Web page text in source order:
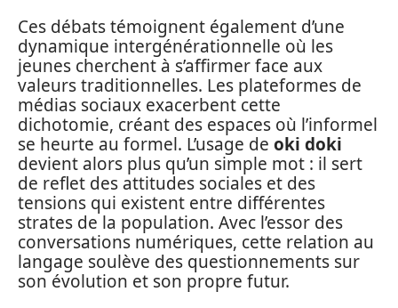
Ces débats témoignent également d’une
dynamique intergénérationnelle où les
jeunes cherchent à s’affirmer face aux
valeurs traditionnelles. Les plateformes de
médias sociaux exacerbent cette
dichotomie, créant des espaces où l’informel
se heurte au formel. L’usage de oki doki
devient alors plus qu’un simple mot : il sert
de reflet des attitudes sociales et des
tensions qui existent entre différentes
strates de la population. Avec l’essor des
conversations numériques, cette relation au
langage soulève des questionnements sur
son évolution et son propre futur.